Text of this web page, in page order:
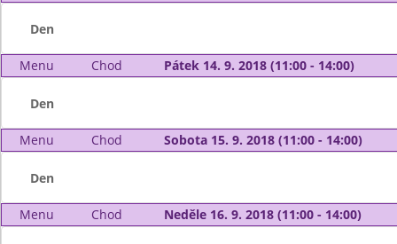
Den
Menu Chod Pátek 14. 9. 2018 (11:00 - 14:00)
Den
Menu Chod Sobota 15. 9. 2018 (11:00 - 14:00)
Den
Menu Chod Neděle 16. 9. 2018 (11:00 - 14:00)